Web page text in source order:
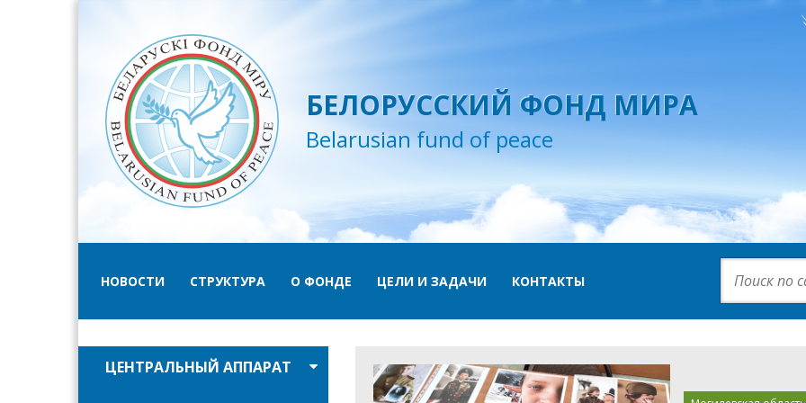
БЕЛОРУССКИЙ ФОНД МИРА
Belarusian fund of peace
НОВОСТИ СТРУКТУРА О ФОНДЕ ЦЕЛИ И ЗАДАЧИ КОНТАКТЫ
ЦЕНТРАЛЬНЫЙ АППАРАТ